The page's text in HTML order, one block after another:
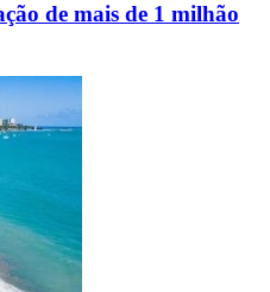
de mais de 1 milhão